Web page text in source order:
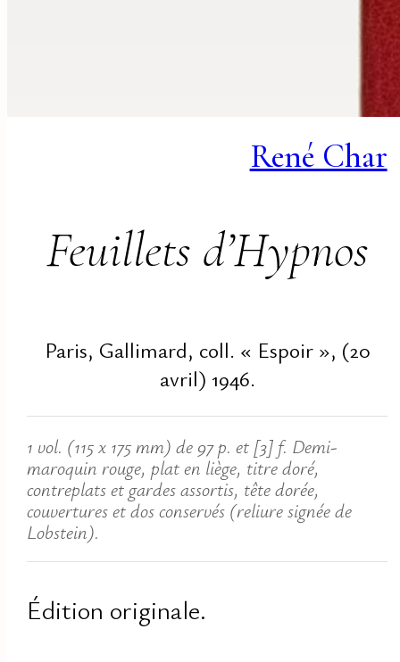
René Char
Feuillets d’Hypnos
Paris, Gallimard, coll. « Espoir », (20
avril) 1946.
1 vol. (115 x 175 mm) de 97 p. et [3] f. Demi-
maroquin rouge, plat en liège, titre doré,
contreplats et gardes assortis, tête dorée,
couvertures et dos conservés (reliure signée de
Lobstein).
Édition originale.